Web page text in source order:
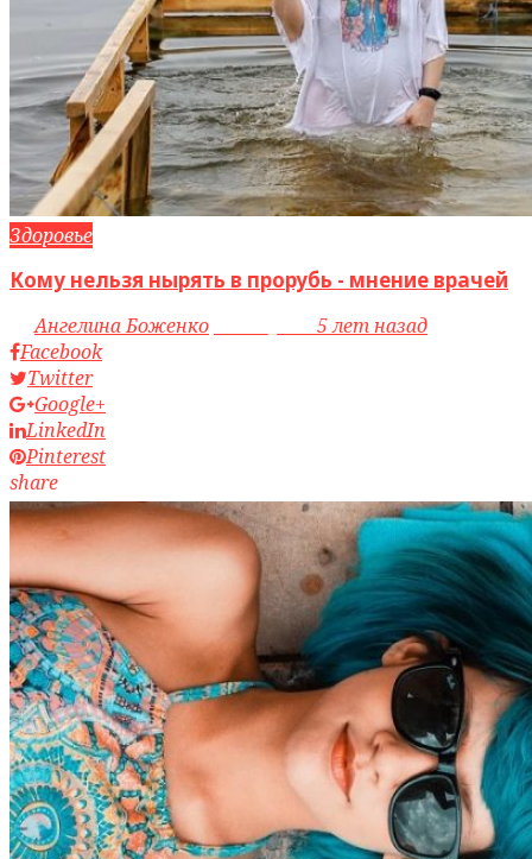
Здоровье
Кому нельзя нырять в прорубь - мнение врачей
byАнгелина Боженко
5 лет назад
Facebook
Twitter
Google+
LinkedIn
Pinterest
share